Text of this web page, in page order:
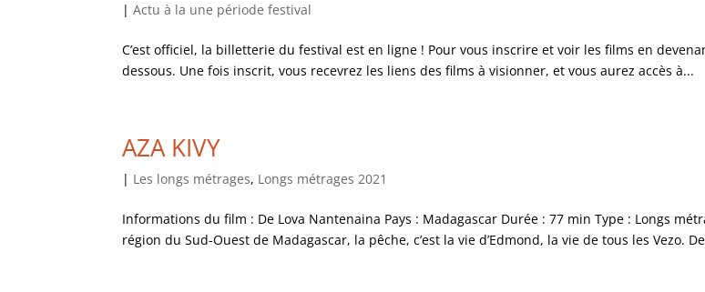
|Actu à la une période festival
C’est officiel, la billetterie du festival est en ligne ! Pour vous inscrire et voir les films en
dessous. Une fois inscrit, vous recevrez les liens des films à visionner, et vous aurez accès à...
AZA KIVY
| Les longs métrages, Longs métrages 2021
Informations du film : De Lova Nantenaina Pays : Madagascar Durée : 77 min Type : Longs
région du Sud-Ouest de Madagascar, la pêche, c’est la vie d’Edmond, la vie de tous les Vezo.